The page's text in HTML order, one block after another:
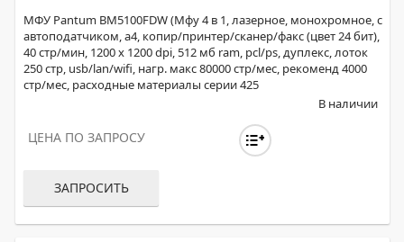
МФУ Pantum BM5100FDW (Мфу 4 в 1, лазерное, монохромное, с
автоподатчиком, а4, копир/принтер/сканер/факс (цвет 24 бит),
40 стр/мин, 1200 x 1200 dpi, 512 мб ram, pcl/ps, дуплекс, лоток
250 стр, usb/lan/wifi, нагр. макс 80000 стр/мес, рекоменд 4000
стр/мес, расходные материалы серии 425
В наличии
ЦЕНА ПО ЗАПРОСУ
ЗАПРОСИТЬ